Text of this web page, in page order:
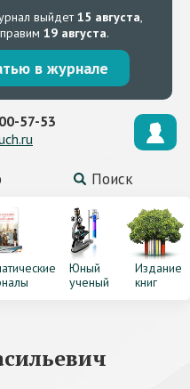
выйдет15 августа,
19 августа.
в журнале
Поиск
57-53
Юный
ученый
Издание
книг